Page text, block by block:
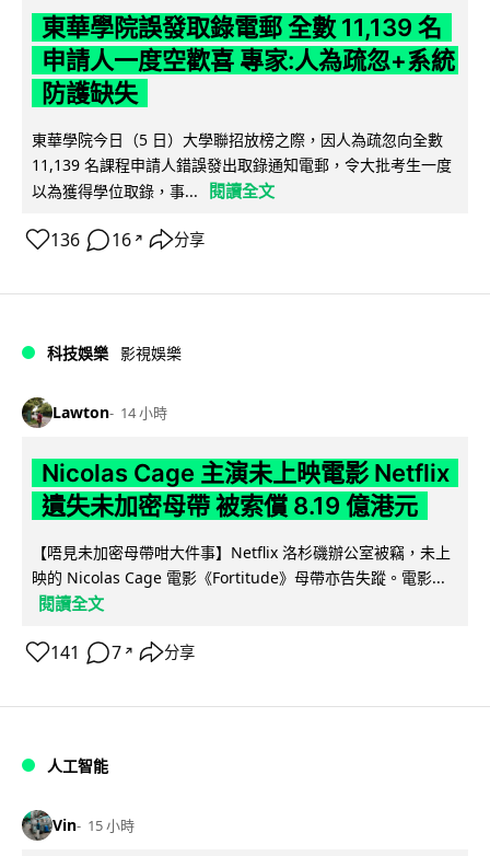
東華學院誤發取錄電郵 全數 11,139 名
申請人一度空歡喜 專家:人為疏忽+系統
防護缺失
東華學院今日（5 日）大學聯招放榜之際，因人為疏忽向全數
11,139 名課程申請人錯誤發出取錄通知電郵，令大批考生一度
以為獲得學位取錄，事...
閱讀全文
136 16 ↗ 分享
科技娛樂 影視娛樂
Lawton 14 小時
Nicolas Cage 主演未上映電影 Netflix
遺失未加密母帶 被索償 8.19 億港元
【唔見未加密母帶咁大件事】Netflix 洛杉磯辦公室被竊，未上
映的 Nicolas Cage 電影《Fortitude》母帶亦告失蹤。電影...
閱讀全文
141 7 ↗ 分享
人工智能
Vin 15 小時